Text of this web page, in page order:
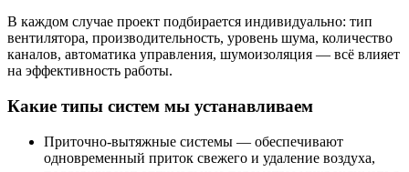
В каждом случае проект подбирается индивидуально: тип
вентилятора, производительность, уровень шума, количество
каналов, автоматика управления, шумоизоляция — всё влияет
на эффективность работы.
Какие типы систем мы устанавливаем
Приточно-вытяжные системы — обеспечивают
одновременный приток свежего и удаление воздуха,